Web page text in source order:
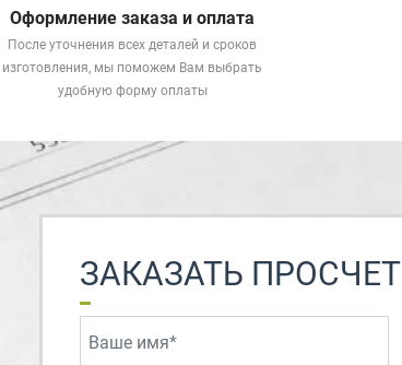
Оформление заказа и оплата
После уточнения всех деталей и сроков
изготовления, мы поможем Вам выбрать
удобную форму оплаты
ЗАКАЗАТЬ ПРОСЧЕТ